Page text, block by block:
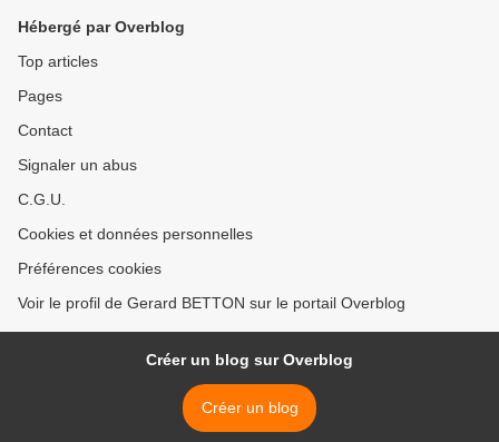
Hébergé par Overblog
Top articles
Pages
Contact
Signaler un abus
C.G.U.
Cookies et données personnelles
Préférences cookies
Voir le profil de Gerard BETTON sur le portail Overblog
Créer un blog sur Overblog
Créer un blog